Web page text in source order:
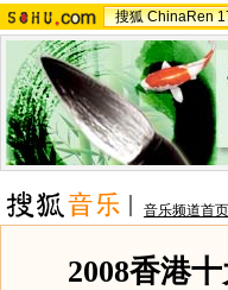
搜狐 ChinaRen
音乐频道首页
2008香港